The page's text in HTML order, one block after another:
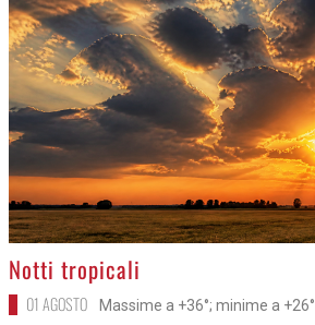
>
Notti tropicali
01 AGOSTO Massime a +36°; minime a +26°